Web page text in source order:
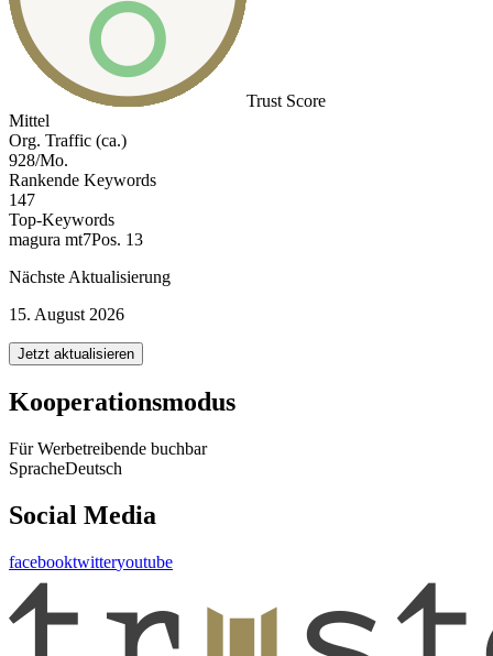
Trust Score
Mittel
Org. Traffic (ca.)
928/Mo.
Rankende Keywords
147
Top-Keywords
magura mt7Pos. 13
Nächste Aktualisierung
15. August 2026
Jetzt aktualisieren
Kooperationsmodus
Für Werbetreibende buchbar
SpracheDeutsch
Social Media
facebooktwitteryoutube